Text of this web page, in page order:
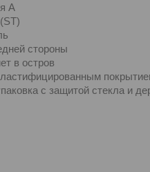
А
стороны
в остров
с защитой стекла и